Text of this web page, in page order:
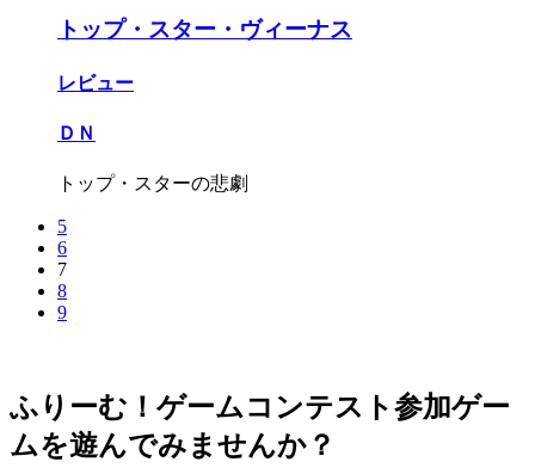
トップ・スター・ヴィーナス
レビュー
ＤＮ
トップ・スターの悲劇
5
6
7
8
9
ふりーむ！ゲームコンテスト参加ゲー
ムを遊んでみませんか？